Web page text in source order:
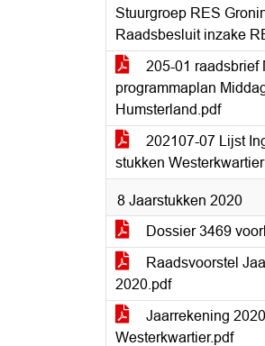
Stuurgroep RES
Raadsbesluit inzake
205-01 raadsbrief
programmaplan
Humsterland.pdf
202107-07 Lijst
stukken
8 Jaarstukken 2020
Dossier 3469
Raadsvoorstel
2020.pdf
Jaarrekening 2020
Westerkwartier.pdf